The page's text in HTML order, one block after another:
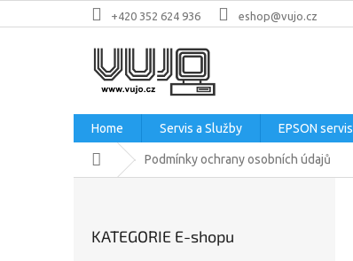
na
+420 352 624 936 eshop@vujo.cz
Home Servis a Služby EPSON servis
Domů Podmínky ochrany osobních údajů
KATEGORIE E-shopu